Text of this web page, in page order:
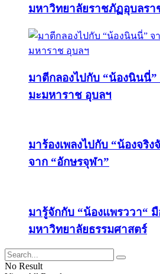
มหาวิทยาลัยราชภัฏอุบลรา
มาตีกลองไปกับ “น้องนินนี่”
มะมหาราช อุบลฯ
มาร้องเพลงไปกับ “น้องจริง
จาก “อักษรจุฬา”
มารู้จักกับ “น้องแพรววา“
มหาวิทยาลัยธรรมศาสตร์
No Result